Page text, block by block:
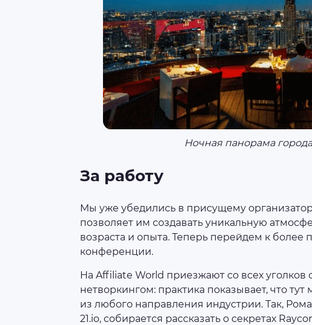
Ночная панорама
За работу
Мы уже убедились в присущему
позволяет им создавать уникальную
возраста и опыта. Теперь перейдем к
конференции.
На Affiliate World приезжают со всех уголков
нетворкингом: практика показывает, что
из любого направления индустрии. Так,
21.io, собирается рассказать о секретах